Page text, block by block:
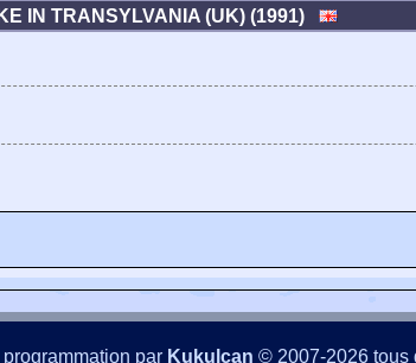
IN TRANSYLVANIA (UK) (1991)
programmation par Kukulcan © 2007-2026 tous